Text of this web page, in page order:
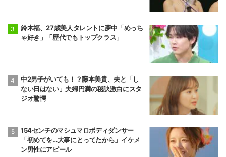
鈴木福、27歳美人タレントに夢中「めっち
ゃ好き」「歴代でもトップクラス」
中2男子がいても！？藤本美貴、夫と「し
ない日はない」夫婦円満の秘訣激白にスタ
ジオ驚愕
154センチのマシュマロボディダンサー
「初めてを…大事にとってたから」イケメ
ン男性にアピール